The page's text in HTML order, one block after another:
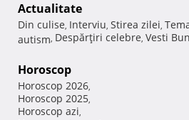
Actualitate
Din culise, Interviu, Stirea zilei,
autism, Despărţiri celebre, Vesti
Horoscop
Horoscop 2026,
Horoscop 2025,
Horoscop azi,